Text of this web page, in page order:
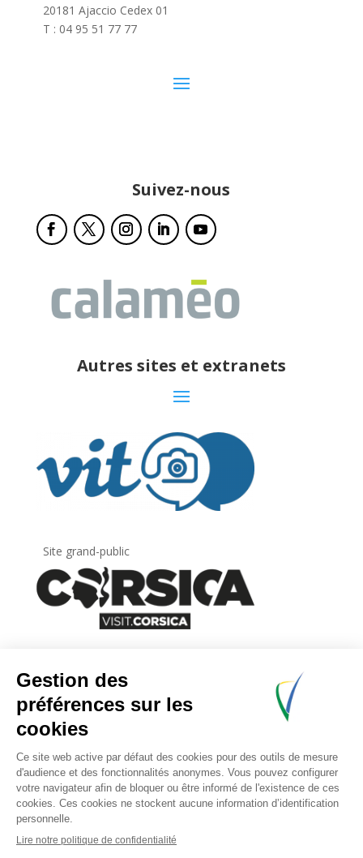
20181 Ajaccio Cedex 01
T : 04 95 51 77 77
Suivez-nous
Autres sites et extranets
Site grand-public
Inscrivez-vous à la lettre d’information
de
l’Agence du tourisme de la Corse.